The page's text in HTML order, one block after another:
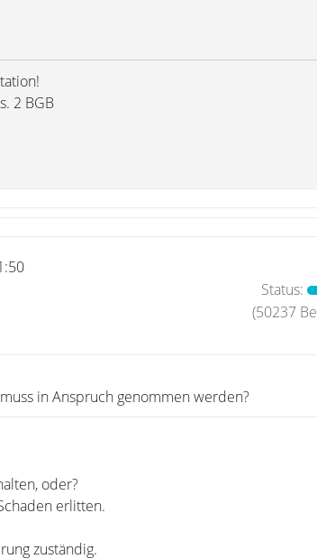
2 BGB
Status:
(50237
in Anspruch genommen werden?
oder?
erlitten.
zuständig.